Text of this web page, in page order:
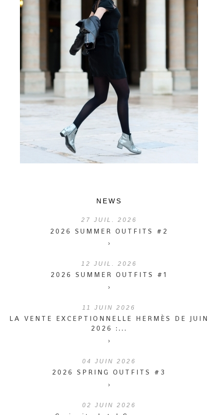
NEWS
27 JUIL. 2026
2026 SUMMER OUTFITS #2
›
12 JUIL. 2026
2026 SUMMER OUTFITS #1
›
11 JUIN 2026
LA VENTE EXCEPTIONNELLE HERMÈS DE JUIN
2026 :...
›
04 JUIN 2026
2026 SPRING OUTFITS #3
›
02 JUIN 2026